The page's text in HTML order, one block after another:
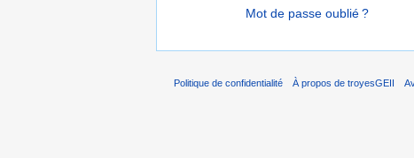
Mot de passe oublié ?
Politique de confidentialité À propos de troyesGEII